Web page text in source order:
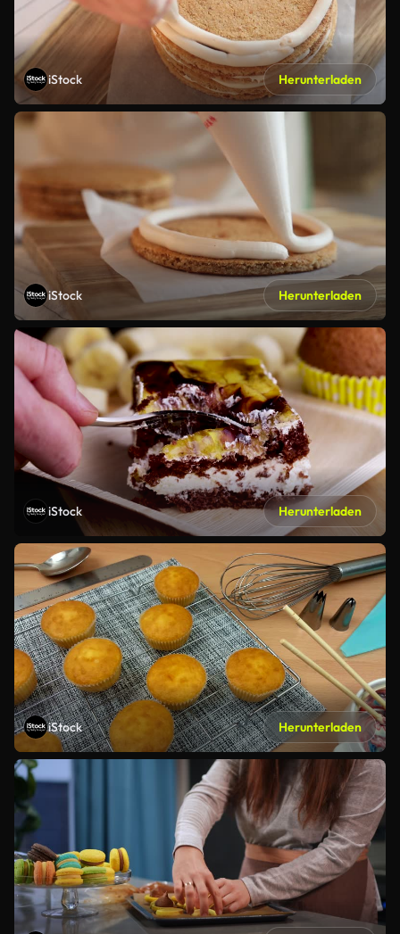
iStock Herunterladen
iStock Herunterladen
iStock Herunterladen
iStock Herunterladen